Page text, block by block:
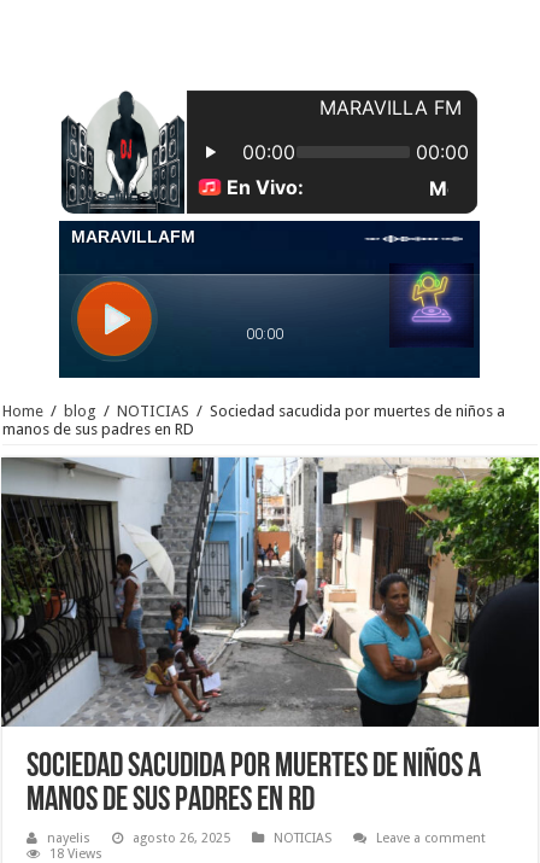
Home / blog / NOTICIAS / Sociedad sacudida por muertes de niños a
manos de sus padres en RD
Sociedad sacudida por muertes de niños a
manos de sus padres en RD
nayelis agosto 26, 2025 NOTICIAS
Leave a comment
18 Views